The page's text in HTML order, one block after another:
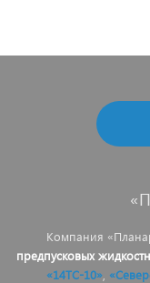
Компания
предпусковых
«14ТС-10»,